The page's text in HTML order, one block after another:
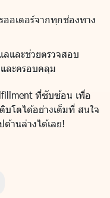
ออเดอร์จากทุกช่องทาง
และช่วยตรวจสอบ
ละครอบคลุม
ที่ซับซ้อน เพื่อ
บโตได้อย่างเต็มที่ สนใจ
านล่างได้เลย!